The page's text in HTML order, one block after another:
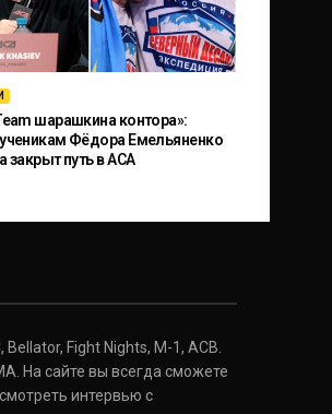
шарашкина контора»:
Фёдора Емельяненко
закрыт путь в ACA
Fight Nights, M-1, ACB.
На сайте вы всегда сможете
интервью с